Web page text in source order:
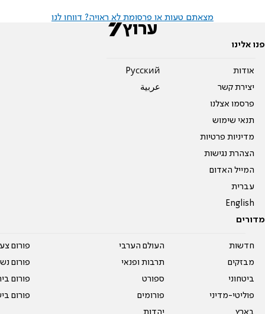
מצאתם טעות או פרסומת לא ראויה? דווחו לנו
פנו אלינו
אודות
יצירת קשר
פרסמו אצלנו
תנאי שימוש
מדיניות פרטיות
הצהרת נגישות
המייל האדום
עברית
English
Pусский
عربية
מדורים
חדשות
מבזקים
ביטחוני
פוליטי-מדיני
העולם הערבי
תרבות ופנאי
ספורט
פורומים
פורום
פורום
פורום
פורום